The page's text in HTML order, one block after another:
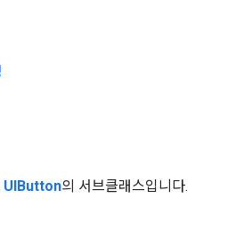
UIButton의 서브클래스입니다.